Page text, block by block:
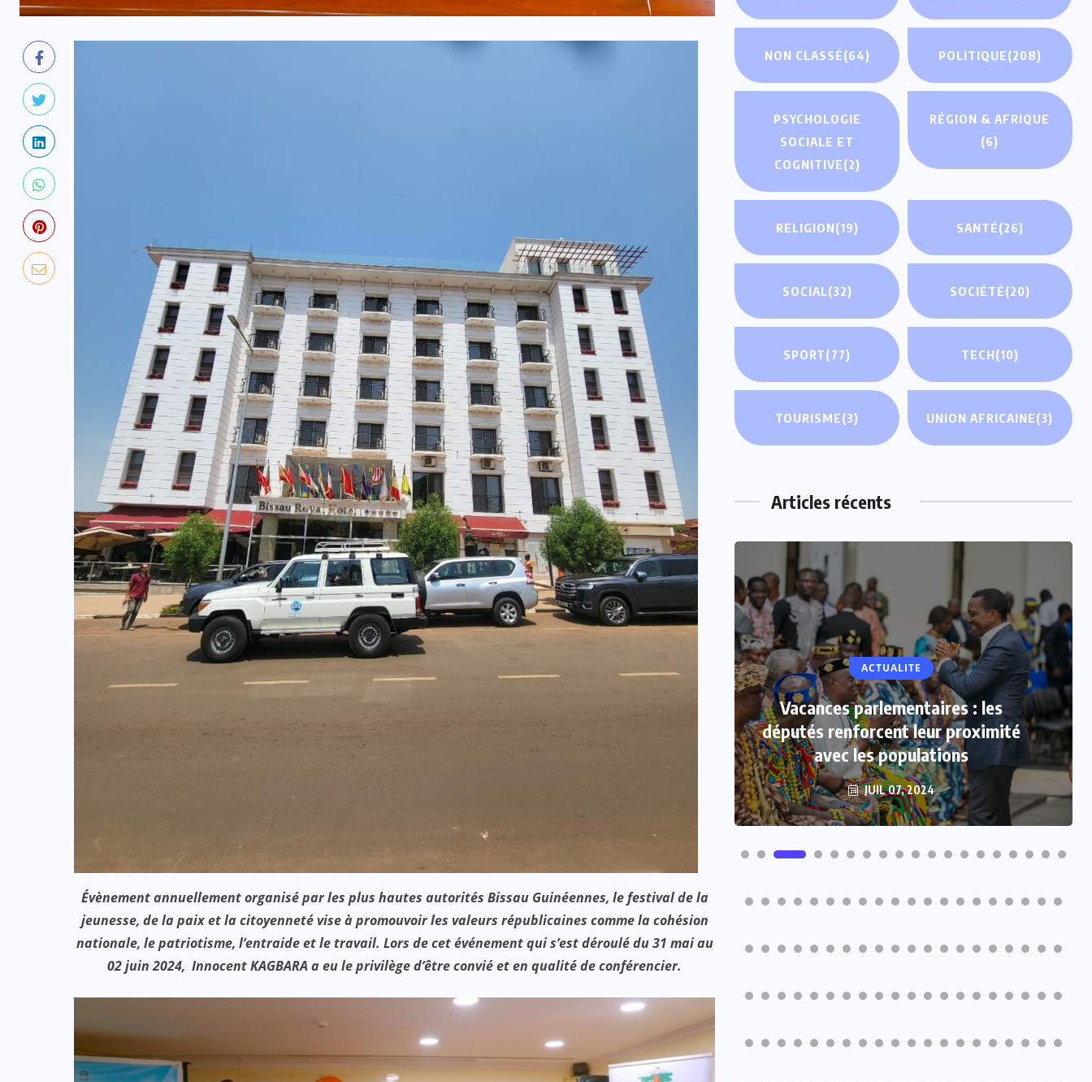
Évènement annuellement organisé par les plus hautes autorités Bissau Guinéennes, le festival de la
jeunesse, de la paix et la citoyenneté vise à promouvoir les valeurs républicaines comme la cohésion
nationale, le patriotisme, l’entraide et le travail. Lors de cet événement qui s’est déroulé du 31 mai au
02 juin 2024, Innocent KAGBARA a eu le privilège d’être convié et en qualité de conférencier.
NON CLASSÉ(64) POLITIQUE(208)
PSYCHOLOGIE
SOCIALE ET
COGNITIVE(2)
RÉGION & AFRIQUE
(6)
RELIGION(19) SANTÉ(26)
SOCIAL(32) SOCIÉTÉ(20)
SPORT(77) TECH(10)
TOURISME(3) UNION AFRICAINE(3)
Articles récents
ACTUALITE
Evala 2024 : Une présence
effective du Dr Lidi Bessi Kama
4e édition du prix PADRE : que de
la satisfaction !
ACTUALITE
Vacances parlementaires : les
députés renforcent leur proximité
avec les populations
JUIL 07, 2024